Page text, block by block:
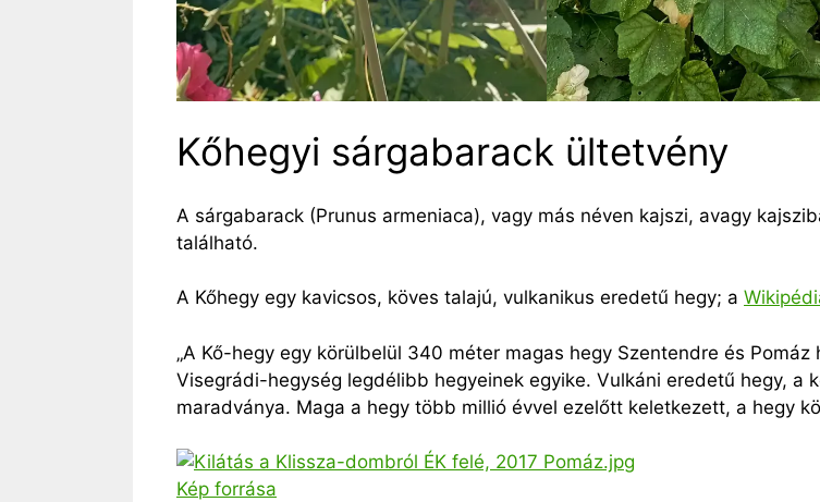
Kőhegyi sárgabarack ültetvény
A sárgabarack (Prunus armeniaca), vagy más néven kajszi, avagy
található.
A Kőhegy egy kavicsos, köves talajú, vulkanikus eredetű hegy; a
„A Kő-hegy egy körülbelül 340 méter magas hegy Szentendre és
Visegrádi-hegység legdélibb hegyeinek egyike. Vulkáni eredetű hegy, a
maradványa. Maga a hegy több millió évvel ezelőtt keletkezett, a hegy
Kép forrása